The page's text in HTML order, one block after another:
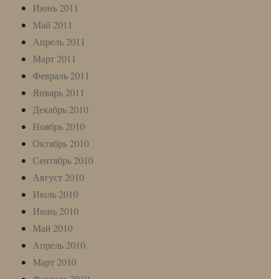
Июнь 2011
Май 2011
Апрель 2011
Март 2011
Февраль 2011
Январь 2011
Декабрь 2010
Ноябрь 2010
Октябрь 2010
Сентябрь 2010
Август 2010
Июль 2010
Июнь 2010
Май 2010
Апрель 2010
Март 2010